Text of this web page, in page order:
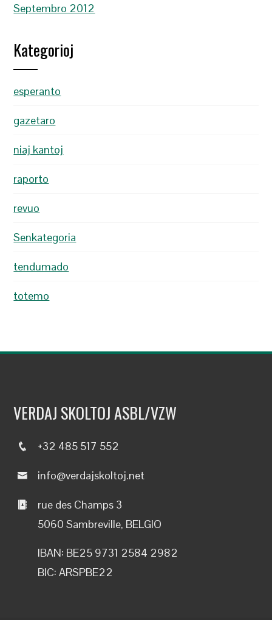
Septembro 2012
Kategorioj
esperanto
gazetaro
niaj kantoj
raporto
revuo
Senkategoria
tendumado
totemo
VERDAJ SKOLTOJ ASBL/VZW
+32 485 517 552
info@verdajskoltoj.net
rue des Champs 3
5060 Sambreville, BELGIO
IBAN: BE25 9731 2584 2982
BIC: ARSPBE22